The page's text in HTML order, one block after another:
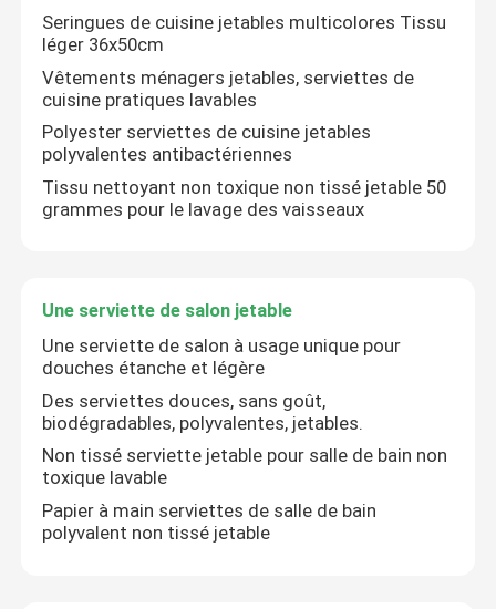
Tissus non tissés
Rouleau jumbo non tissé
Nappe non-tissée
Chiffons de nettoyage de Spunlace
Tissu industriel à usage lourd
Chiffons de nettoyage jetables
Essuie-glaces pour les services alimentaires
Seringues de cuisine jetables multicolores Tissu
léger 36x50cm
Vêtements ménagers jetables, serviettes de
cuisine pratiques lavables
Polyester serviettes de cuisine jetables
polyvalentes antibactériennes
Tissu nettoyant non toxique non tissé jetable 50
grammes pour le lavage des vaisseaux
Une serviette de salon jetable
Une serviette de salon à usage unique pour
douches étanche et légère
Des serviettes douces, sans goût,
biodégradables, polyvalentes, jetables.
Non tissé serviette jetable pour salle de bain non
toxique lavable
Papier à main serviettes de salle de bain
polyvalent non tissé jetable